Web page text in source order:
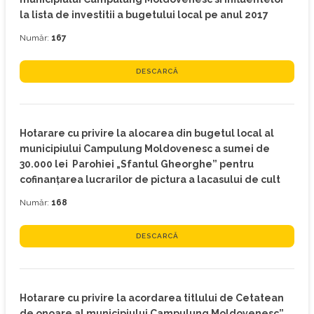
la lista de investitii a bugetului local pe anul 2017
Număr: 167
DESCARCĂ
Hotarare cu privire la alocarea din bugetul local al
municipiului Campulung Moldovenesc a sumei de
30.000 lei Parohiei „Sfantul Gheorghe” pentru
cofinanţarea lucrarilor de pictura a lacasului de cult
Număr: 168
DESCARCĂ
Hotarare cu privire la acordarea titlului de Cetatean